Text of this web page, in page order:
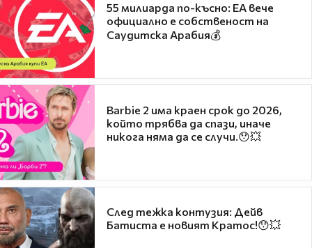
55 милиарда по-късно: EA вече
официално е собственост на
Саудитска Арабия💰
Barbie 2 има краен срок до 2026,
който трябва да спази, иначе
никога няма да се случи.😯💥
След тежка контузия: Дейв
Батиста е новият Кратос!😯💥